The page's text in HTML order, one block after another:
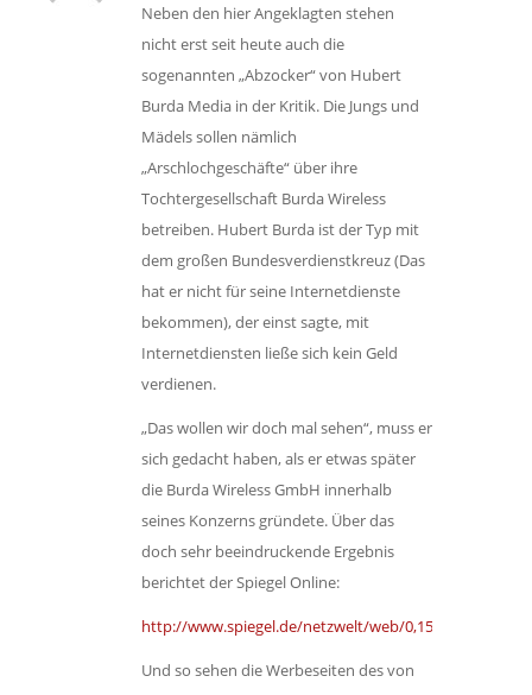
Neben den hier Angeklagten stehen
nicht erst seit heute auch die
sogenannten „Abzocker“ von Hubert
Burda Media in der Kritik. Die Jungs und
Mädels sollen nämlich
„Arschlochgeschäfte“ über ihre
Tochtergesellschaft Burda Wireless
betreiben. Hubert Burda ist der Typ mit
dem großen Bundesverdienstkreuz (Das
hat er nicht für seine Internetdienste
bekommen), der einst sagte, mit
Internetdiensten ließe sich kein Geld
verdienen.
„Das wollen wir doch mal sehen“, muss er
sich gedacht haben, als er etwas später
die Burda Wireless GmbH innerhalb
seines Konzerns gründete. Über das
doch sehr beeindruckende Ergebnis
berichtet der Spiegel Online:
http://www.spiegel.de/netzwelt/web/
Und so sehen die Werbeseiten des von